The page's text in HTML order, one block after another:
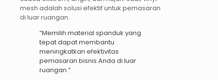
mesh adalah solusi efektif untuk pemasaran
di luar ruangan.
“Memilih material spanduk yang
tepat dapat membantu
meningkatkan efektivitas
pemasaran bisnis Anda di luar
ruangan.”